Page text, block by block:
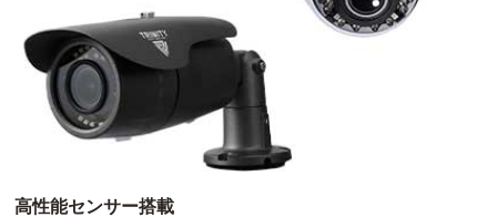
高性能センサー搭載